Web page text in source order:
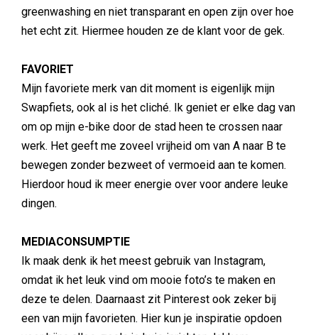
greenwashing en niet transparant en open zijn over hoe
het echt zit. Hiermee houden ze de klant voor de gek.
FAVORIET
Mijn favoriete merk van dit moment is eigenlijk mijn
Swapfiets, ook al is het cliché. Ik geniet er elke dag van
om op mijn e-bike door de stad heen te crossen naar
werk. Het geeft me zoveel vrijheid om van A naar B te
bewegen zonder bezweet of vermoeid aan te komen.
Hierdoor houd ik meer energie over voor andere leuke
dingen.
MEDIACONSUMPTIE
Ik maak denk ik het meest gebruik van Instagram,
omdat ik het leuk vind om mooie foto’s te maken en
deze te delen. Daarnaast zit Pinterest ook zeker bij
een van mijn favorieten. Hier kun je inspiratie opdoen